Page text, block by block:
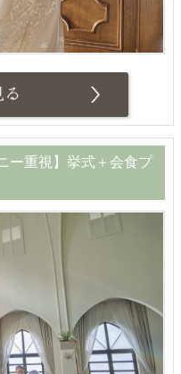
ー重視】挙式＋会食プ